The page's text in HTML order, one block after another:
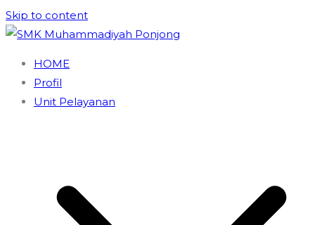
Skip to content
SMK Muhammadiyah Ponjong
Unggul dan Berdaya Saing
HOME
Profil
Unit Pelayanan